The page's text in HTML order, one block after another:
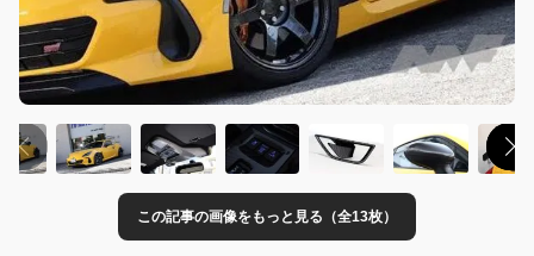
この記事の画像をもっと見る（全13枚）